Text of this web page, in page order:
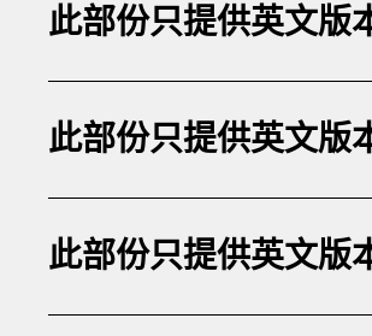
此部份只提供英文版
此部份只提供英文版
此部份只提供英文版